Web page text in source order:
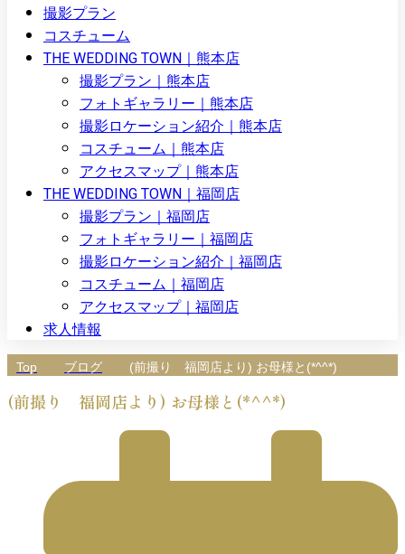
撮影プラン
コスチューム
THE WEDDING TOWN｜熊本店
撮影プラン｜熊本店
フォトギャラリー｜熊本店
撮影ロケーション紹介｜熊本店
コスチューム｜熊本店
アクセスマップ｜熊本店
THE WEDDING TOWN｜福岡店
撮影プラン｜福岡店
フォトギャラリー｜福岡店
撮影ロケーション紹介｜福岡店
コスチューム｜福岡店
アクセスマップ｜福岡店
求人情報
Top ブログ (前撮り 福岡店より) お母様と(*^^*)
(前撮り 福岡店より) お母様と(*^^*)